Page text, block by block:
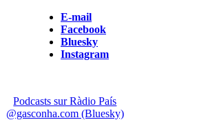
E-mail
Facebook
Bluesky
Instagram
Podcasts sur Ràdio País
@gasconha.com (Bluesky)